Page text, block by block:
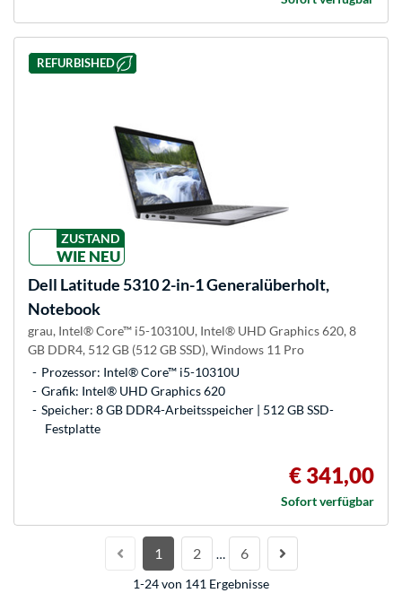
REFURBISHED
ZUSTAND
WIE NEU
Dell Latitude 5310 2-in-1 Generalüberholt,
Notebook
grau, Intel® Core™ i5-10310U, Intel® UHD Graphics 620, 8
GB DDR4, 512 GB (512 GB SSD), Windows 11 Pro
Prozessor: Intel® Core™ i5-10310U
Grafik: Intel® UHD Graphics 620
Speicher: 8 GB DDR4-Arbeitsspeicher | 512 GB SSD-
Festplatte
€ 341,00
Sofort verfügbar
1 2 … 6
1-24 von 141 Ergebnisse